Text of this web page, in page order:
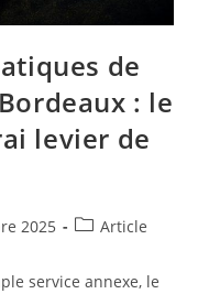
de
: le
levier de
2025 Article
service annexe, le